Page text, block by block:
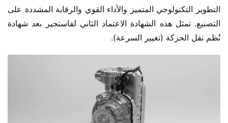
نُظم نقل الحركة (تغيير السرعة).